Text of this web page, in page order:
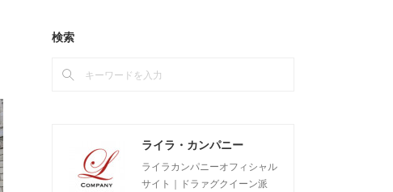
検索
ライラ・カンパニー
ライラカンパニーオフィシャル
サイト｜ドラァグクイーン派